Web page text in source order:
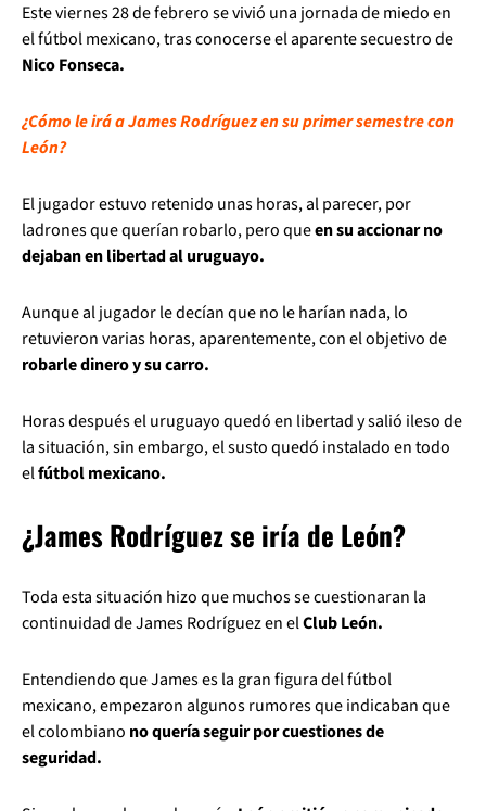
Este viernes 28 de febrero se vivió una jornada de miedo en
el fútbol mexicano, tras conocerse el aparente secuestro de
Nico Fonseca.
¿Cómo le irá a James Rodríguez en su primer semestre con
León?
El jugador estuvo retenido unas horas, al parecer, por
ladrones que querían robarlo, pero queen su accionar no
dejaban en libertad al uruguayo.
Aunque al jugador le decían que no le harían nada, lo
retuvieron varias horas, aparentemente, con el objetivo de
robarle dinero y su carro.
Horas después el uruguayo quedó en libertad y salió ileso de
la situación, sin embargo, el susto quedó instalado en todo
elfútbol mexicano.
¿James Rodríguez se iría de León?
Toda esta situación hizo que muchos se cuestionaran la
continuidad de James Rodríguez en elClub León.
Entendiendo que James es la gran figura del fútbol
mexicano, empezaron algunos rumores que indicaban que
el colombiano no quería seguir por cuestiones de
seguridad.